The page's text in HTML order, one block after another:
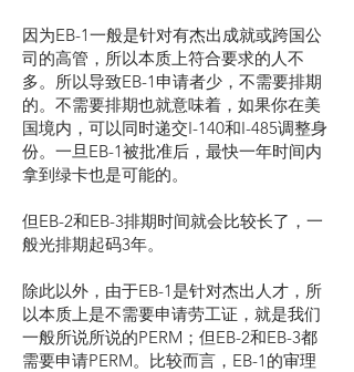
因为EB-1一般是针对有杰出成就或跨国公
司的高管，所以本质上符合要求的人不
多。所以导致EB-1申请者少，不需要排期
的。不需要排期也就意味着，如果你在美
国境内，可以同时递交I-140和I-485调整身
份。一旦EB-1被批准后，最快一年时间内
拿到绿卡也是可能的。
但EB-2和EB-3排期时间就会比较长了，一
般光排期起码3年。
除此以外，由于EB-1是针对杰出人才，所
以本质上是不需要申请劳工证，就是我们
一般所说所说的PERM；但EB-2和EB-3都
需要申请PERM。比较而言，EB-1的审理